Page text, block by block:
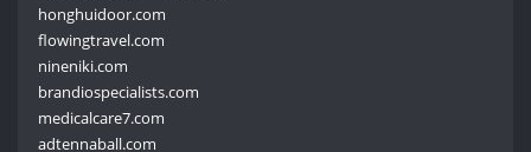
honghuidoor.com
flowingtravel.com
nineniki.com
brandiospecialists.com
medicalcare7.com
adtennaball.com